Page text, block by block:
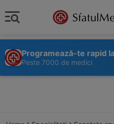
Programează-te rapid
Peste 7000 de medici